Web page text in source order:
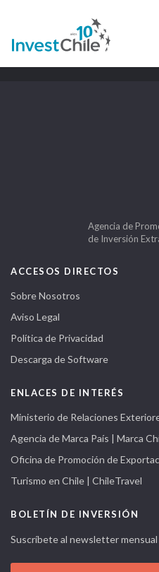
Agencia de
de Inversión
ACCESOS DIRECTOS
Sobre Nosotros
Aviso Legal
Política de Privacidad
Descarga de Software
ENLACES DE INTERÉS
Ministerio de Relaciones
Agencia de Marca País | Marca
Oficina de Promoción de
Turismo en Chile | ChileTravel
BOLETÍN DE INVERSIÓN
Suscríbete al newsletter